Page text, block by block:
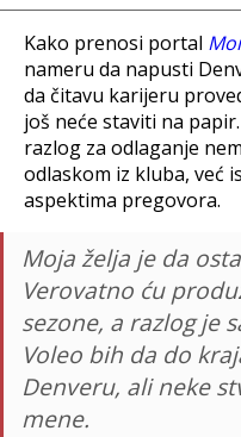
Kako prenosi portal
nameru da napusti
da čitavu karijeru
još neće staviti na
razlog za odlaganje
odlaskom iz kluba, već
aspektima pregovora.
Moja želja je da
Verovatno ću
sezone, a razlog je
Voleo bih da do
Denveru, ali neke
mene.